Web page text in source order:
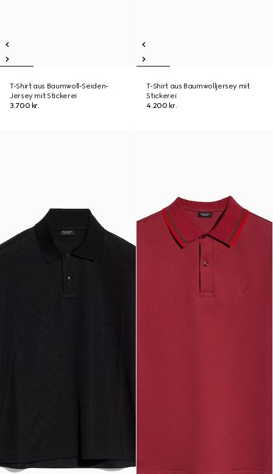
T-Shirt aus Baumwoll-Seiden-
Jersey mit Stickerei
3.700 kr.
T-Shirt aus Baumwolljersey mit
Stickerei
4.200 kr.